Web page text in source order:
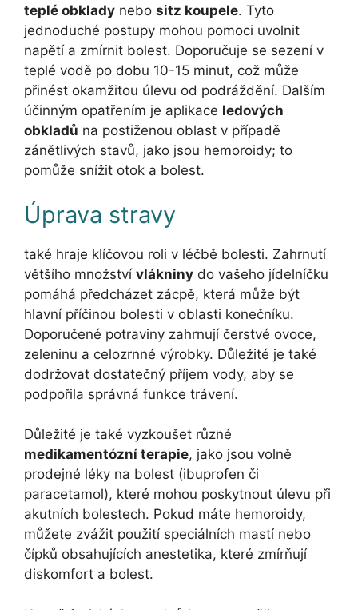
teplé obklady nebo sitz koupele. Tyto
jednoduché postupy mohou pomoci uvolnit
napětí a zmírnit bolest. Doporučuje se sezení v
teplé vodě po dobu 10-15 minut, což může
přinést okamžitou úlevu od podráždění. Dalším
účinným opatřením je aplikace ledových
obkladů na postiženou oblast v případě
zánětlivých stavů, jako jsou hemoroidy; to
pomůže snížit otok a bolest.
Úprava stravy
také hraje klíčovou roli v léčbě bolesti. Zahrnutí
většího množství vlákniny do vašeho jídelníčku
pomáhá předcházet zácpě, která může být
hlavní příčinou bolesti v oblasti konečníku.
Doporučené potraviny zahrnují čerstvé ovoce,
zeleninu a celozrnné výrobky. Důležité je také
dodržovat dostatečný příjem vody, aby se
podpořila správná funkce trávení.
Důležité je také vyzkoušet různé
medikamentózní terapie, jako jsou volně
prodejné léky na bolest (ibuprofen či
paracetamol), které mohou poskytnout úlevu při
akutních bolestech. Pokud máte hemoroidy,
můžete zvážit použití speciálních mastí nebo
čípků obsahujících anestetika, které zmírňují
diskomfort a bolest.